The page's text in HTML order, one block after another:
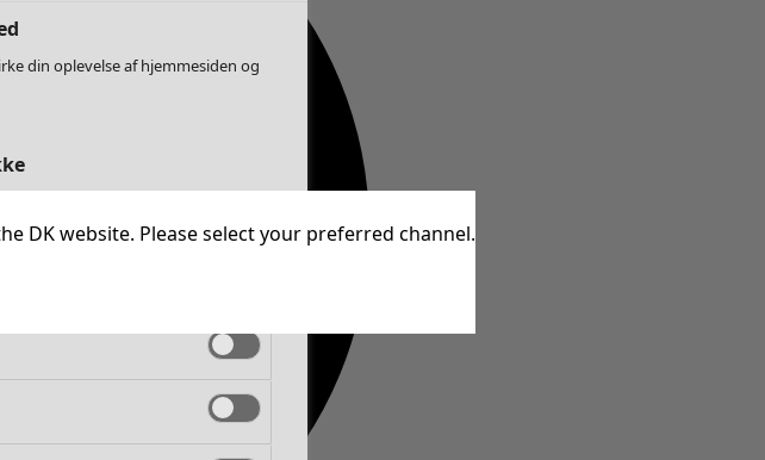
DK website. Please select your preferred channel.
din oplevelse af hjemmesiden og
Altid aktive